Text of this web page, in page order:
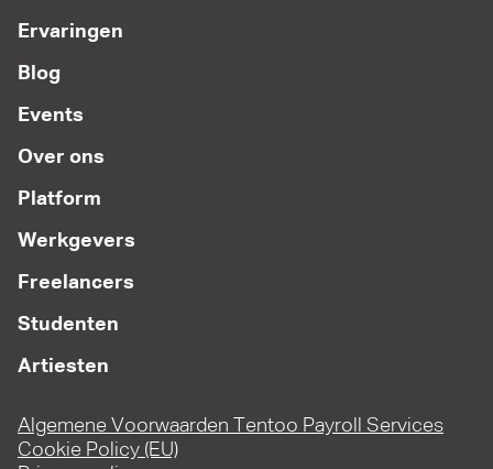
Ervaringen
Blog
Events
Over ons
Platform
Werkgevers
Freelancers
Studenten
Artiesten
Algemene Voorwaarden Tentoo Payroll Services
Cookie Policy (EU)